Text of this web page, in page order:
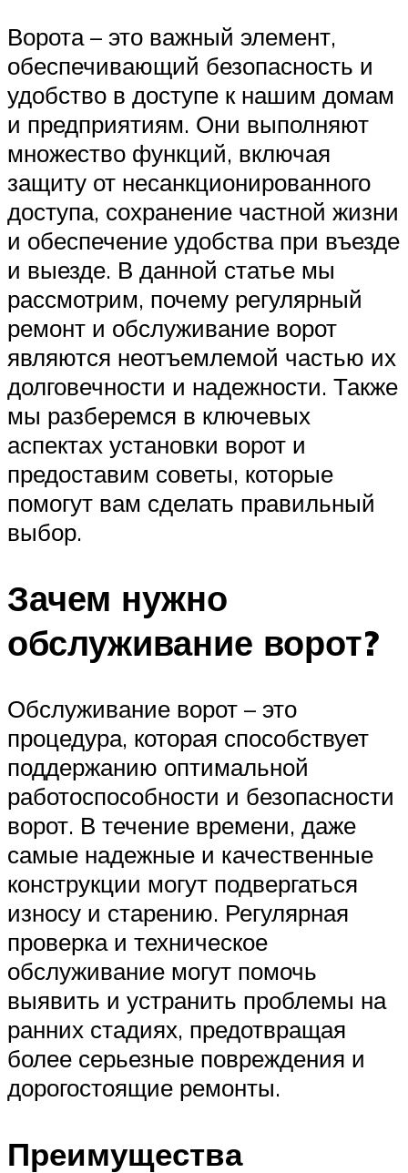
Ворота – это важный элемент,
обеспечивающий безопасность и
удобство в доступе к нашим домам
и предприятиям. Они выполняют
множество функций, включая
защиту от несанкционированного
доступа, сохранение частной жизни
и обеспечение удобства при въезде
и выезде. В данной статье мы
рассмотрим, почему регулярный
ремонт и обслуживание ворот
являются неотъемлемой частью их
долговечности и надежности. Также
мы разберемся в ключевых
аспектах установки ворот и
предоставим советы, которые
помогут вам сделать правильный
выбор.
Зачем нужно
обслуживание ворот?
Обслуживание ворот – это
процедура, которая способствует
поддержанию оптимальной
работоспособности и безопасности
ворот. В течение времени, даже
самые надежные и качественные
конструкции могут подвергаться
износу и старению. Регулярная
проверка и техническое
обслуживание могут помочь
выявить и устранить проблемы на
ранних стадиях, предотвращая
более серьезные повреждения и
дорогостоящие ремонты.
Преимущества